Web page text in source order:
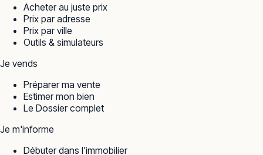
Acheter au juste prix
Prix par adresse
Prix par ville
Outils & simulateurs
Je vends
Préparer ma vente
Estimer mon bien
Le Dossier complet
Je m'informe
Débuter dans l'immobilier